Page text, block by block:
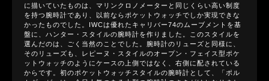
に描いていたものは、マリンクロノメーターと同じくらい高い制度
を持つ腕時計であり、以前ならポケットウォッチでしか実現できな
かったものでした。IWCは優れたキャリバー74のムーブメントを基
盤に、ハンター・スタイルの腕時計を作りました。このスタイルを
選んだのは、ごく当然のことでした。腕時計のリューズと同様に、
そのリューズも、レピーヌ・スタイルのオープン・フェイス型ポケ
ットウォッチのようにケースの上側ではなく、右側に配されている
からです。初のポケットウォッチスタイルの腕時計として、「ポル